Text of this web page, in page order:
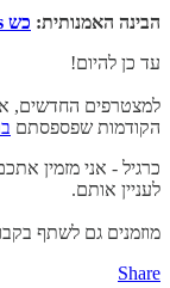
הבינה האמנותית: כש Star Wars פוגשים את Queen
עד כן להיום!
למצטרפים החדשים,
הקודמות שפספסתם
כרגיל - אני מזמין
לעניין אותם.
מוזמנים גם לשתף
Share